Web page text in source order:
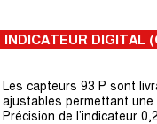
INDICATEUR DIGITAL
Les capteurs 93 P sont
ajustables permettant une
Précision de l’indicateur